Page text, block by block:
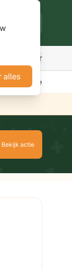
alles
Meer
Bekijk actie